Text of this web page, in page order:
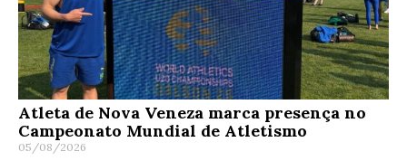
Atleta de Nova Veneza marca presença no
Campeonato Mundial de Atletismo
05/08/2026